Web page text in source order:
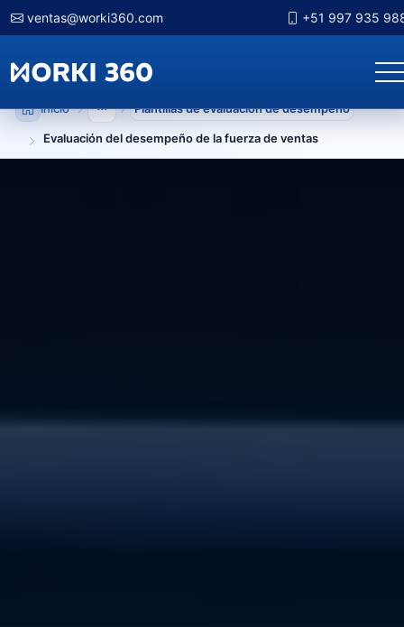
ventas@worki360.com +51 997 935
Inicio Mostrar niveles anteriores
Plantillas de evaluación de desempeño
Evaluación del desempeño de la fuerza de ventas